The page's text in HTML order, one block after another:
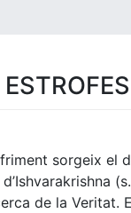
sorgeix el
de la Veritat.